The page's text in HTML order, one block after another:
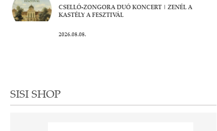
CSELLÓ-ZONGORA DUÓ KONCERT | ZENÉL A
KASTÉLY A FESZTIVÁL
2026.08.08.
SISI SHOP